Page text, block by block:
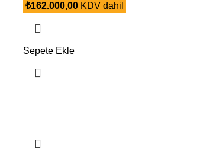
₺162.000,00KDV dahil
Sepete Ekle